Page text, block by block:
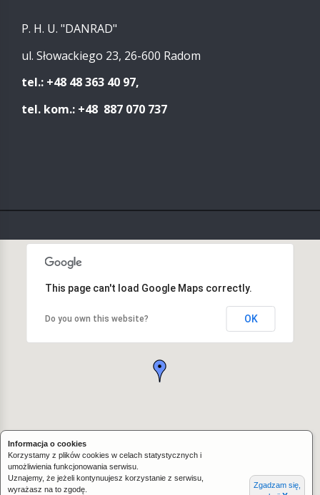
Informacja o cookies
Korzystamy z plików cookies w celach statystycznych i
umożliwienia funkcjonowania serwisu.
Uznajemy, że jeżeli kontynuujesz korzystanie z serwisu,
wyrażasz na to zgodę.
Zgadzam się,
P. H. U. "DANRAD"
ul. Słowackiego 23, 26-600 Radom
tel.: +48 48 363 40 97,
tel. kom.: +48 887 070 737
This page can't load Google Maps correctly.
Do you own this website? OK